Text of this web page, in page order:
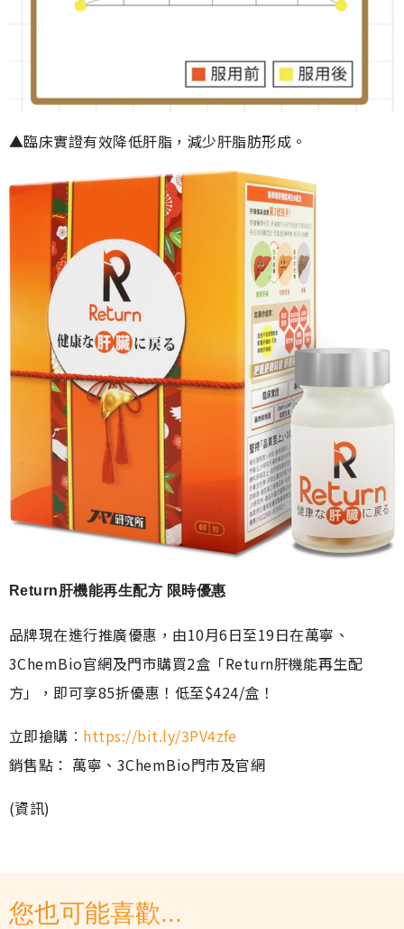
▲臨床實證有效降低肝脂，減少肝脂肪形成。
Return肝機能再生配方 限時優惠
品牌現在進行推廣優惠，由10月6日至19日在萬寧、
3ChemBio官網及門市購買2盒「Return肝機能再生配
方」，即可享85折優惠！低至$424/盒！
立即搶購︰ https://bit.ly/3PV4zfe
銷售點： 萬寧、3ChemBio門市及官網
(資訊)
您也可能喜歡...